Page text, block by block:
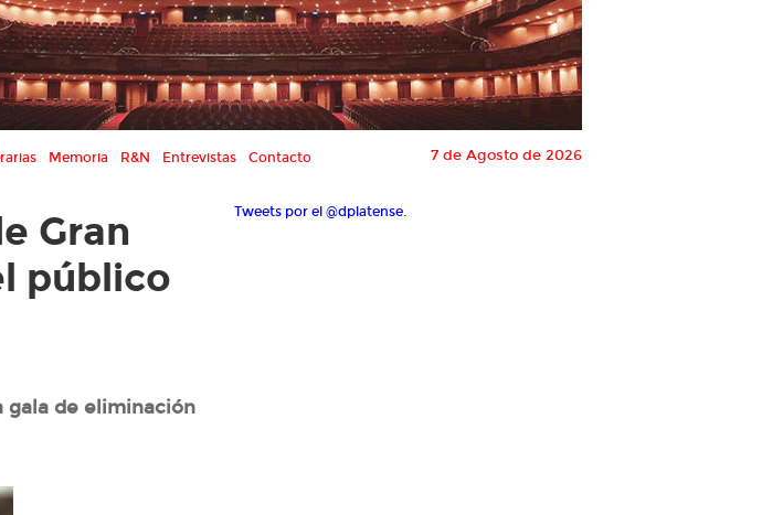
Memoria R&N Entrevistas Contacto 7 de Agosto de 2026
Gran
público
gala de eliminación
Tweets por el @dplatense.